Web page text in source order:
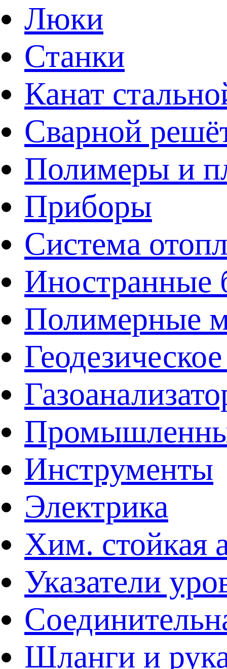
Люки
Станки
Канат
Сварной
Полимеры и
Приборы
Система
Иностранные
Полимерные
Инструменты
Электрика
Хим. стойкая
Указатели
Шланги и